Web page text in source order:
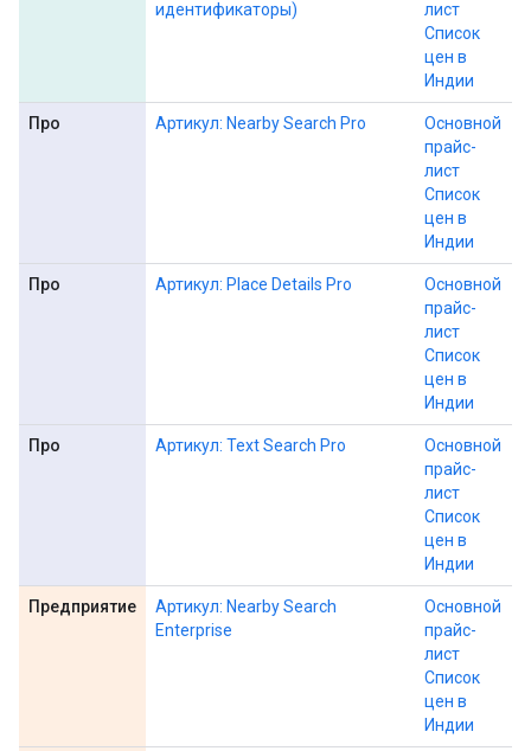
идентификаторы)
лист
Список
цен в
Индии
Про Артикул: Nearby Search Pro
Основной
прайс-
лист
Список
цен в
Индии
Про Артикул: Place Details Pro
Основной
прайс-
лист
Список
цен в
Индии
Про Артикул: Text Search Pro
Основной
прайс-
лист
Список
цен в
Индии
Предприятие
Артикул: Nearby Search
Enterprise
Основной
прайс-
лист
Список
цен в
Индии